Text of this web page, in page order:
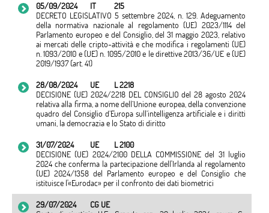
05/09/2024
IT
215
DECRETO LEGISLATIVO 5 settembre 2024, n. 129. Adeguamento
della normativa nazionale al regolamento (UE) 2023/1114 del
Parlamento europeo e del Consiglio, del 31 maggio 2023, relativo
ai mercati delle cripto-attività e che modifica i regolamenti (UE)
n. 1093/2010 e (UE) n. 1095/2010 e le direttive 2013/36/UE e (UE)
2019/1937 (art. 41)
28/08/2024
UE
L 2218
DECISIONE (UE) 2024/2218 DEL CONSIGLIO del 28 agosto 2024
relativa alla firma, a nome dell’Unione europea, della convenzione
quadro del Consiglio d’Europa sull’intelligenza artificiale e i diritti
umani, la democrazia e lo Stato di diritto
31/07/2024
UE
L 2100
DECISIONE (UE) 2024/2100 DELLA COMMISSIONE del 31 luglio
2024 che conferma la partecipazione dell'Irlanda al regolamento
(UE) 2024/1358 del Parlamento europeo e del Consiglio che
istituisce l'«Eurodac» per il confronto dei dati biometrici
29/07/2024
CG UE